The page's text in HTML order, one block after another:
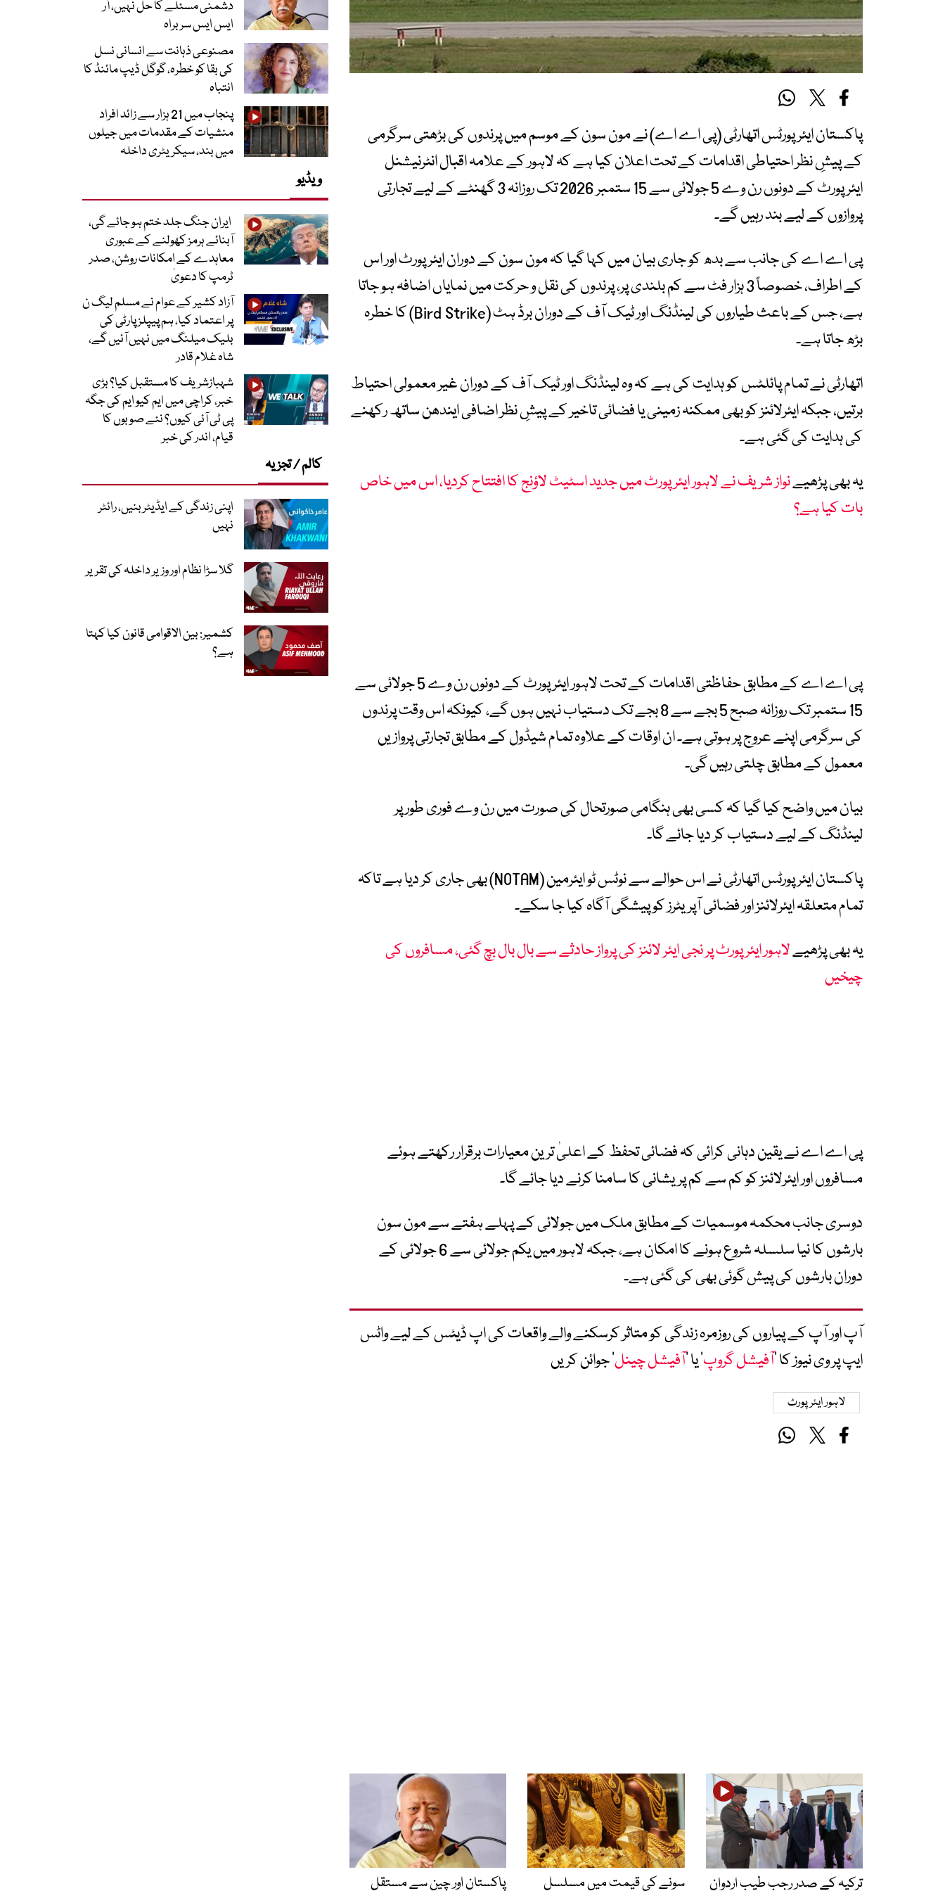
پاکستان ایئرپورٹس اتھارٹی (پی اے اے) نے مون سون کے موسم میں پرندوں کی بڑھتی سرگرمی
کے پیشِ نظر احتیاطی اقدامات کے تحت اعلان کیا ہے کہ لاہور کے علامہ اقبال انٹرنیشنل
ایئرپورٹ کے دونوں رن وے 5 جولائی سے 15 ستمبر 2026 تک روزانہ 3 گھنٹے کے لیے تجارتی
پروازوں کے لیے بند رہیں گے۔
پی اے اے کی جانب سے بدھ کو جاری بیان میں کہا گیا کہ مون سون کے دوران ایئرپورٹ اور اس
کے اطراف، خصوصاً 3 ہزار فٹ سے کم بلندی پر، پرندوں کی نقل و حرکت میں نمایاں اضافہ ہو جاتا
ہے، جس کے باعث طیاروں کی لینڈنگ اور ٹیک آف کے دوران برڈ ہٹ (Bird Strike) کا خطرہ
بڑھ جاتا ہے۔
اتھارٹی نے تمام پائلٹس کو ہدایت کی ہے کہ وہ لینڈنگ اور ٹیک آف کے دوران غیر معمولی احتیاط
برتیں، جبکہ ایئرلائنز کو بھی ممکنہ زمینی یا فضائی تاخیر کے پیشِ نظر اضافی ایندھن ساتھ رکھنے
کی ہدایت کی گئی ہے۔
یہ بھی پڑھیےنواز شریف نے لاہور ایئرپورٹ میں جدید اسٹیٹ لاؤنج کا افتتاح کردیا، اس میں خاص
بات کیا ہے؟
پی اے اے کے مطابق حفاظتی اقدامات کے تحت لاہور ایئرپورٹ کے دونوں رن وے 5 جولائی سے
15 ستمبر تک روزانہ صبح 5 بجے سے 8 بجے تک دستیاب نہیں ہوں گے، کیونکہ اس وقت پرندوں
کی سرگرمی اپنے عروج پر ہوتی ہے۔ ان اوقات کے علاوہ تمام شیڈول کے مطابق تجارتی پروازیں
معمول کے مطابق چلتی رہیں گی۔
بیان میں واضح کیا گیا کہ کسی بھی ہنگامی صورتحال کی صورت میں رن وے فوری طور پر
لینڈنگ کے لیے دستیاب کر دیا جائے گا۔
پاکستان ایئرپورٹس اتھارٹی نے اس حوالے سے نوٹس ٹو ایئرمین (NOTAM) بھی جاری کر دیا ہے تاکہ
تمام متعلقہ ایئرلائنز اور فضائی آپریٹرز کو پیشگی آگاہ کیا جا سکے۔
یہ بھی پڑھیےلاہور ایئرپورٹ پر نجی ایئر لائنز کی پرواز حادثے سے بال بال بچ گئی، مسافروں کی
چیخیں
پی اے اے نے یقین دہانی کرائی کہ فضائی تحفظ کے اعلیٰ ترین معیارات برقرار رکھتے ہوئے
مسافروں اور ایئرلائنز کو کم سے کم پریشانی کا سامنا کرنے دیا جائے گا۔
دوسری جانب محکمہ موسمیات کے مطابق ملک میں جولائی کے پہلے ہفتے سے مون سون
بارشوں کا نیا سلسلہ شروع ہونے کا امکان ہے، جبکہ لاہور میں یکم جولائی سے 6 جولائی کے
دوران بارشوں کی پیش گوئی بھی کی گئی ہے۔
آپ اور آپ کے پیاروں کی روزمرہ زندگی کو متاثر کرسکنے والے واقعات کی اپ ڈیٹس کے لیے واٹس
ایپ پر وی نیوز کا ’آفیشل گروپ‘ یا ’آفیشل چینل‘ جوائن کریں
لاہور ایئرپورٹ
ترکیہ کے صدر رجب طیب اردوان سونے کی قیمت میں مسلسل پاکستان اور چین سے مستقل
دشمنی مسئلے کا حل نہیں، آر
ایس ایس سربراہ
مصنوعی ذہانت سے انسانی نسل
کی بقا کو خطرہ، گوگل ڈیپ مائنڈ کا
انتباہ
پنجاب میں 21 ہزار سے زائد افراد
منشیات کے مقدمات میں جیلوں
میں بند، سیکریٹری داخلہ
ویڈیو
ایران جنگ جلد ختم ہو جائے گی،
آبنائے ہرمز کھولنے کے عبوری
معاہدے کے امکانات روشن، صدر
ٹرمپ کا دعویٰ
آزاد کشیر کے عوام نے مسلم لیگ ن
پر اعتماد کیا، ہم پیپلز پارٹی کی
بلیک میلنگ میں نہیں آئیں گے،
شاہ غلام قادر
شہبازشریف کا مستقبل کیا؟ بڑی
خبر، کراچی میں ایم کیو ایم کی جگہ
پی ٹی آئی کیوں؟ نئے صوبوں کا
قیام، اندر کی خبر
کالم / تجزیہ
اپنی زندگی کے ایڈیٹر بنیں، رائٹر
نہیں
گلا سڑا نظام اور وزیر داخلہ کی تقریر
کشمیر: بین الاقوامی قانون کیا کہتا
ہے؟